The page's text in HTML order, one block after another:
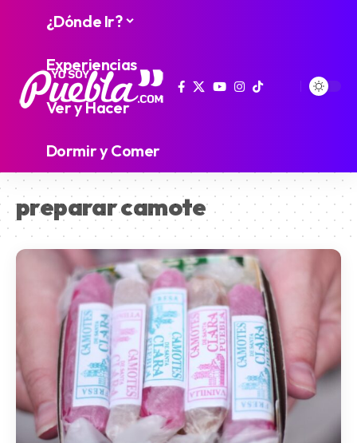
¿Dónde Ir?
Experiencias
Ver y Hacer
Dormir y Comer
preparar camote